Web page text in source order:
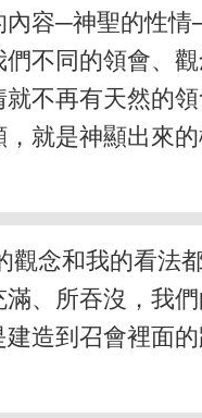
容─神聖的性
不同的領會、
不再有天然的
就是神顯出來
念和我的看法
、所吞沒，我
造到召會裡面